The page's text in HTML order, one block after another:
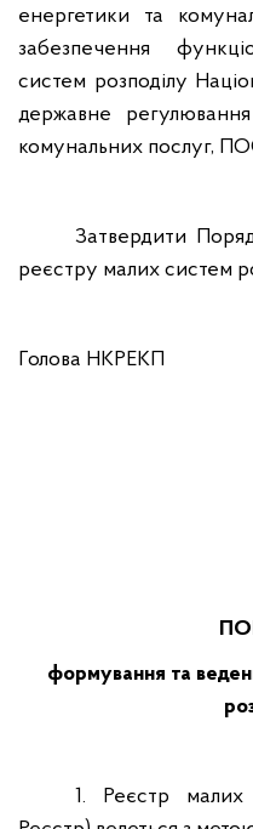
енергетики та
забезпечення
систем розподілу
державне
комунальних послуг,
Затвердити
реєстру малих систем
Голова НКРЕКП
формування та
1. Реєстр малих